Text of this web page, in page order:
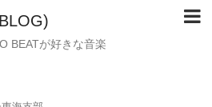
BEATが好きな音楽